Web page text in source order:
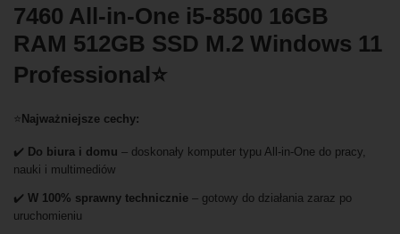
7460 All-in-One i5-8500 16GB
RAM 512GB SSD M.2 Windows 11
Professional⭐
⭐ Najważniejsze cechy:
✔️ Do biura i domu – doskonały komputer typu All-in-One do pracy,
nauki i multimediów
✔️ W 100% sprawny technicznie – gotowy do działania zaraz po
uruchomieniu